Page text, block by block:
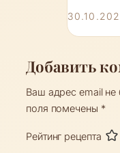
Добавить
Ваш адрес email не
поля помечены *
Рейтинг рецепта